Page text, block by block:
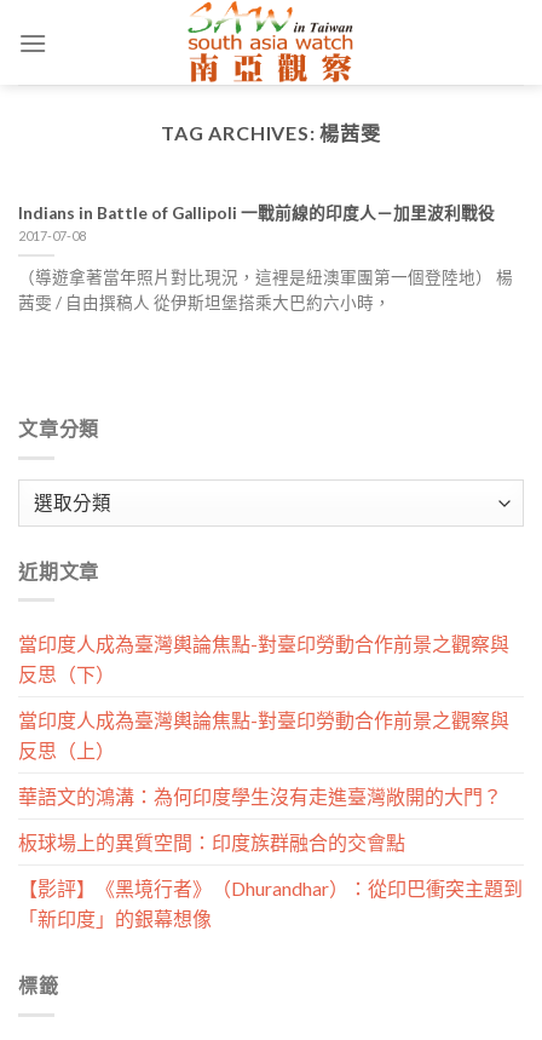
TAG ARCHIVES:楊茜雯
Indians in Battle of Gallipoli 一戰前線的印度人－加里波利戰役
2017-07-08
（導遊拿著當年照片對比現況，這裡是紐澳軍團第一個登陸地） 楊
茜雯 / 自由撰稿人 從伊斯坦堡搭乘大巴約六小時，
文章分類
類
近期文章
當印度人成為臺灣輿論焦點-對臺印勞動合作前景之觀察與
反思（下）
當印度人成為臺灣輿論焦點-對臺印勞動合作前景之觀察與
反思（上）
華語文的鴻溝：為何印度學生沒有走進臺灣敞開的大門？
板球場上的異質空間：印度族群融合的交會點
【影評】《黑境行者》（Dhurandhar）：從印巴衝突主題到
「新印度」的銀幕想像
標籤